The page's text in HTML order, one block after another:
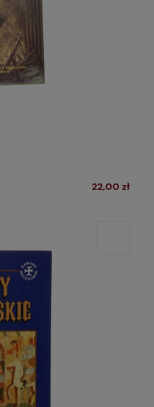
22,00 zł